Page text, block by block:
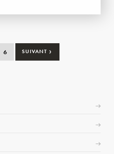
6 SUIVANT ›